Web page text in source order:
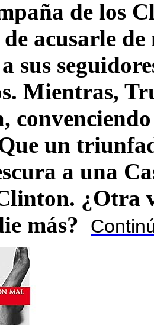
de los
acusarle
sus
Mientras,
un
a una
¿Otra
más?